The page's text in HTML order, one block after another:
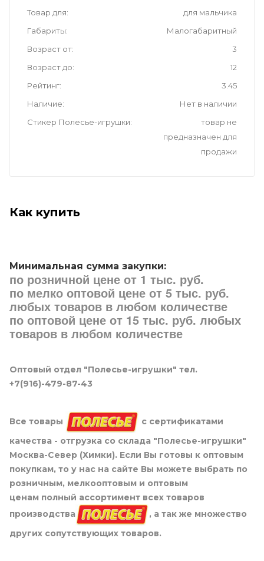
Товар для
для мальчика
Габариты
Малогабаритный
Возраст от
3
Возраст до
12
Рейтинг
3.45
Наличие
Нет в наличии
Стикер Полесье-игрушки
товар не
предназначен для
продажи
Как купить
Минимальная сумма закупки:
по розничной цене от 1 тыс. руб.
по мелко оптовой цене от 5 тыс. руб.
любых товаров в любом количестве
по оптовой цене от 15 тыс. руб. любых
товаров в любом количестве
Оптовый отдел "Полесье-игрушки" тел.
+7(916)-479-87-43
Все товары
с сертификатами
качества - отгрузка со склада "Полесье-игрушки"
Москва-Север (Химки). Если Вы готовы к оптовым
покупкам, то у нас на сайте Вы можете выбрать по
розничным, мелкооптовым и оптовым
ценам полный ассортимент всех товаров
производства
, а так же множество
других сопутствующих товаров.